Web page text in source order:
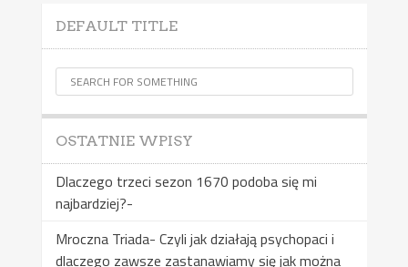
DEFAULT TITLE
OSTATNIE WPISY
Dlaczego trzeci sezon 1670 podoba się mi
najbardziej?-
Mroczna Triada- Czyli jak działają psychopaci i
dlaczego zawsze zastanawiamy się jak można